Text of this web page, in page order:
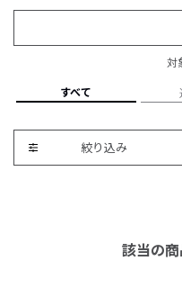
対
すべて
絞り込み
該当の